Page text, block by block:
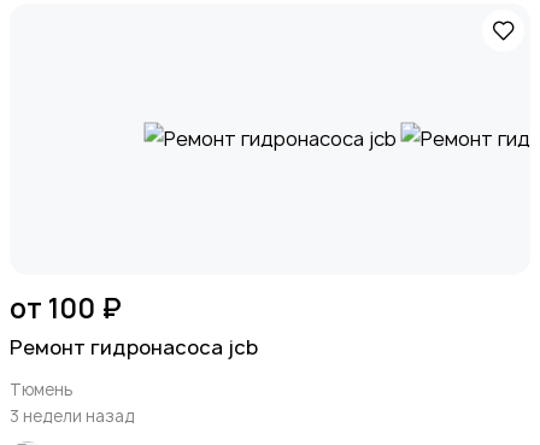
от 100 ₽
Ремонт гидронасоса jcb
Тюмень
3 недели назад